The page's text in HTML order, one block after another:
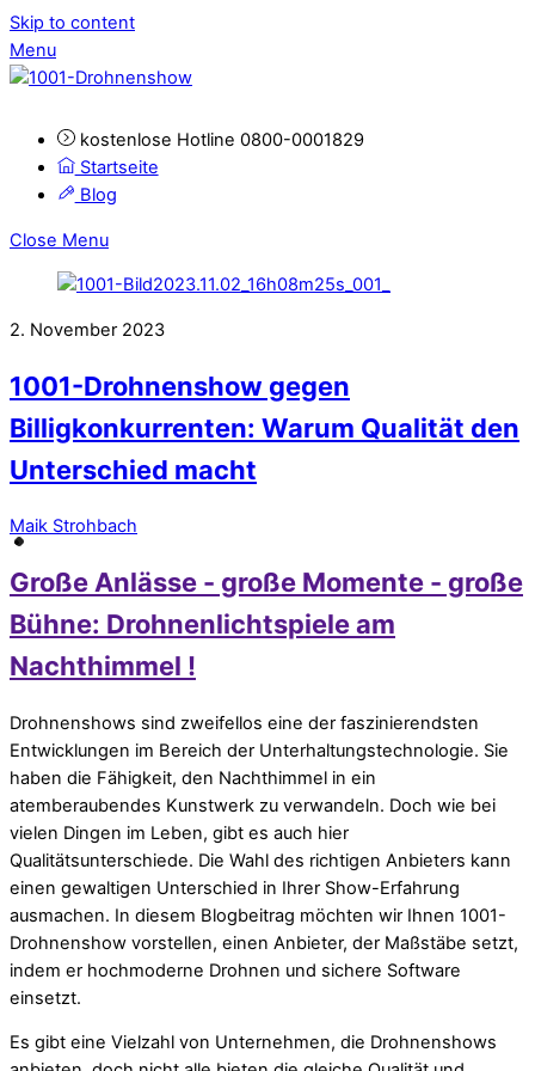
Skip to content
Menu
kostenlose Hotline 0800-0001829
Startseite
Blog
Close Menu
2. November 2023
1001-Drohnenshow gegen
Billigkonkurrenten: Warum Qualität den
Unterschied macht
Maik Strohbach
Große Anlässe - große Momente - große
Bühne: Drohnenlichtspiele am
Nachthimmel !
Drohnenshows sind zweifellos eine der faszinierendsten
Entwicklungen im Bereich der Unterhaltungstechnologie. Sie
haben die Fähigkeit, den Nachthimmel in ein
atemberaubendes Kunstwerk zu verwandeln. Doch wie bei
vielen Dingen im Leben, gibt es auch hier
Qualitätsunterschiede. Die Wahl des richtigen Anbieters kann
einen gewaltigen Unterschied in Ihrer Show-Erfahrung
ausmachen. In diesem Blogbeitrag möchten wir Ihnen 1001-
Drohnenshow vorstellen, einen Anbieter, der Maßstäbe setzt,
indem er hochmoderne Drohnen und sichere Software
einsetzt.
Es gibt eine Vielzahl von Unternehmen, die Drohnenshows